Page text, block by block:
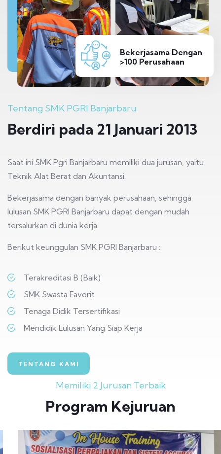
Bekerjasama Dengan
>100 Perusahaan
Tentang SMK PGRI Banjarbaru
Berdiri pada 21 Januari 2013
Saat ini SMK Pgri Banjarbaru memiliki dua jurusan, yaitu
Teknik Alat Berat dan Akuntansi.
Bekerjasama dengan banyak perusahaan, sehingga
lulusan SMK PGRI Banjarbaru dapat dengan mudah
tersalurkan di dunia kerja.
Berikut keunggulan SMK PGRI Banjarbaru :
Terakreditasi B (Baik)
SMK Swasta Favorit
Tenaga Didik Tersertifikasi
Mendidik Lulusan Yang Siap Kerja
TENTANG KAMI
Memiliki 2 Jurusan Terbaik
Program Kejuruan